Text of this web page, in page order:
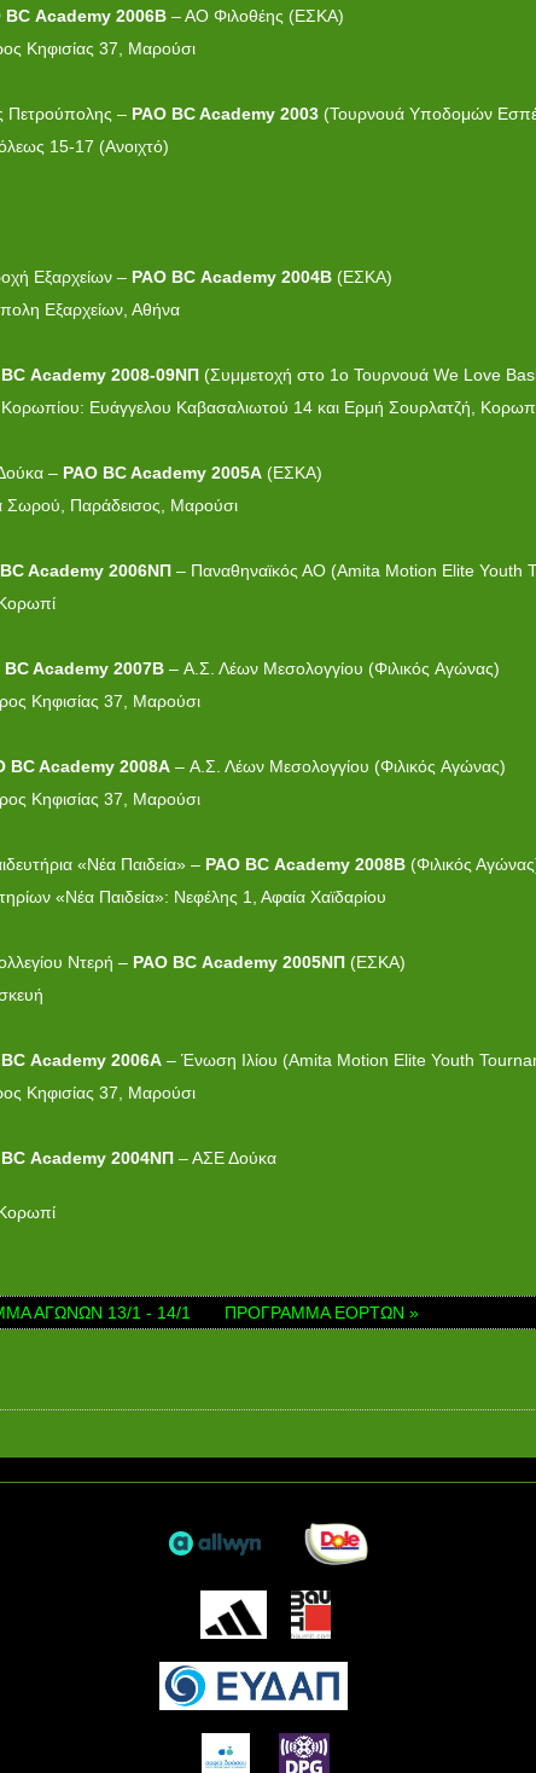
BC Academy 2006Β – ΑΟ Φιλοθέης (ΕΣΚΑ)
Κηφισίας 37, Μαρούσι
Πετρούπολης – PAO BCAcademy 2003 (Τουρνουά Υποδομών
15-17 (Ανοιχτό)
Εξαρχείων – PAO BC Academy 2004B (ΕΣΚΑ)
Εξαρχείων, Αθήνα
BC Academy 2008-09ΝΠ (Συμμετοχή στο 1o Τουρνουά We Love
Κορωπίου: Ευάγγελου Καβασαλιωτού 14 και Ερμή Σουρλατζή,
– PAO BC Academy 2005A (ΕΣΚΑ)
Σωρού, Παράδεισος, Μαρούσι
Academy 2006ΝΠ – Παναθηναϊκός ΑΟ (Amita Motion Elite Youth
BC Academy 2007B – Α.Σ. Λέων Μεσολογγίου (Φιλικός Aγώνας)
Κηφισίας 37, Μαρούσι
BC Academy 2008A – Α.Σ. Λέων Μεσολογγίου (Φιλικός Aγώνας)
Κηφισίας 37, Μαρούσι
«Νέα Παιδεία» – PAO BC Academy 2008Β (Φιλικός
«Νέα Παιδεία»: Νεφέλης 1, Αφαία Χαϊδαρίου
Ντερή – PAO BC Academy 2005ΝΠ (ΕΣΚΑ)
BC Academy 2006Α – Ένωση Ιλίου (Amita Motion Elite Youth
Κηφισίας 37, Μαρούσι
BC Academy 2004ΝΠ – ΑΣΕ Δούκα
ΑΓΩΝΩΝ 13/1 - 14/1 ΠΡΟΓΡΑΜΜΑ ΕΟΡΤΩΝ »